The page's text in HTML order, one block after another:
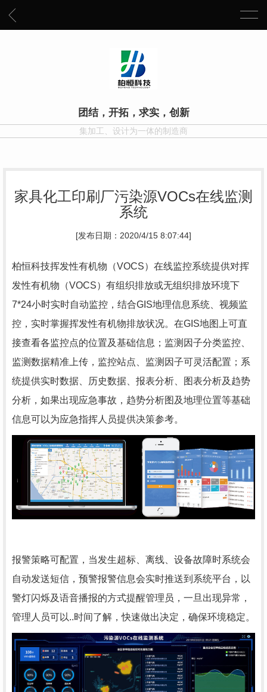
团结，开拓，求实，创新
集加工、设计为一体的制造商
家具化工印刷厂污染源VOCs在线监测
系统
[发布日期：2020/4/15 8:07:44]
柏恒科技挥发性有机物（VOCS）在线监控系统提供对挥
发性有机物（VOCS）有组织排放或无组织排放环境下
7*24小时实时自动监控，结合GIS地理信息系统、视频监
控，实时掌握挥发性有机物排放状况。在GIS地图上可直
接查看各监控点的位置及基础信息；监测因子分类监控、
监测数据精准上传，监控站点、监测因子可灵活配置；系
统提供实时数据、历史数据、报表分析、图表分析及趋势
分析，如果出现应急事故，趋势分析图及地理位置等基础
信息可以为应急指挥人员提供决策参考。
报警策略可配置，当发生超标、离线、设备故障时系统会
自动发送短信，预警报警信息会实时推送到系统平台，以
警灯闪烁及语音播报的方式提醒管理员，一旦出现异常，
管理人员可以..时间了解，快速做出决定，确保环境稳定。